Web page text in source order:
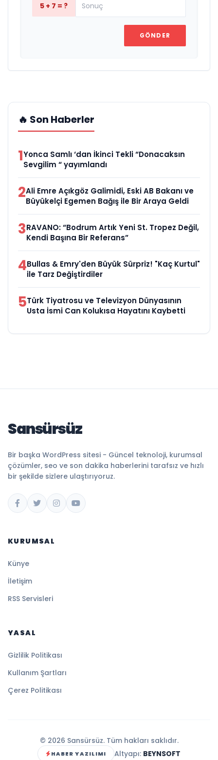
5 + 7 = ?
GÖNDER
🔥 Son Haberler
1Yonca Samlı ‘dan İkinci Tekli “Donacaksın
Sevgilim “ yayımlandı
2Ali Emre Açıkgöz Galimidi, Eski AB Bakanı ve
Büyükelçi Egemen Bağış ile Bir Araya Geldi
3RAVANO: “Bodrum Artık Yeni St. Tropez Değil,
Kendi Başına Bir Referans”
4Bullas & Emry'den Büyük Sürpriz! "Kaç Kurtul"
ile Tarz Değiştirdiler
5Türk Tiyatrosu ve Televizyon Dünyasının
Usta İsmi Can Kolukısa Hayatını Kaybetti
Sansürsüz
Bir başka WordPress sitesi - Güncel teknoloji, kurumsal
çözümler, seo ve son dakika haberlerini tarafsız ve hızlı
bir şekilde sizlere ulaştırıyoruz.
KURUMSAL
Künye
İletişim
RSS Servisleri
YASAL
Gizlilik Politikası
Kullanım Şartları
Çerez Politikası
© 2026 Sansürsüz. Tüm hakları saklıdır.
HABER YAZILIMI Altyapı: BEYNSOFT